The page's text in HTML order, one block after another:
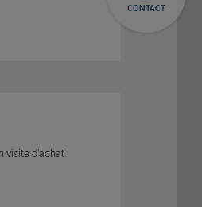
CONTACT
visite d’achat.